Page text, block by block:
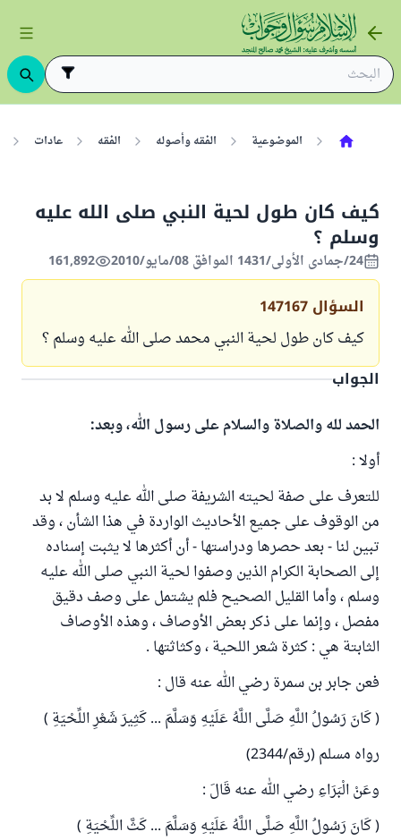
الموضوعية الفقه وأصوله الفقه عادات
كيف كان طول لحية النبي صلى الله عليه
وسلم ؟
24/جمادى الأولى/1431 الموافق 08/مايو/2010 161,892
السؤال 147167
كيف كان طول لحية النبي محمد صلى الله عليه وسلم ؟
الجواب
الحمد لله والصلاة والسلام على رسول الله، وبعد:
أولا :
للتعرف على صفة لحيته الشريفة صلى الله عليه وسلم لا بد
من الوقوف على جميع الأحاديث الواردة في هذا الشأن ، وقد
تبين لنا - بعد حصرها ودراستها - أن أكثرها لا يثبت إسناده
إلى الصحابة الكرام الذين وصفوا لحية النبي صلى الله عليه
وسلم ، وأما القليل الصحيح فلم يشتمل على وصف دقيق
مفصل ، وإنما على ذكر بعض الأوصاف ، وهذه الأوصاف
الثابتة هي : كثرة شعر اللحية ، وكثاثتها .
فعن جابر بن سمرة رضي الله عنه قال :
( كَانَ رَسُولُ اللَّهِ صَلَّى اللَّهُ عَلَيْهِ وَسَلَّمَ ... كَثِيرَ شَعْرِ اللِّحْيَةِ )
رواه مسلم (رقم/2344)
وعَنْ الْبَرَاءِ رضي الله عنه قَالَ :
( كَانَ رَسُولُ اللَّهِ صَلَّى اللَّهُ عَلَيْهِ وَسَلَّمَ ... كَثَّ اللِّحْيَةِ )